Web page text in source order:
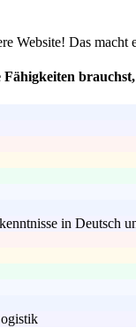
Website! Das macht
Fähigkeiten
in Deutsch